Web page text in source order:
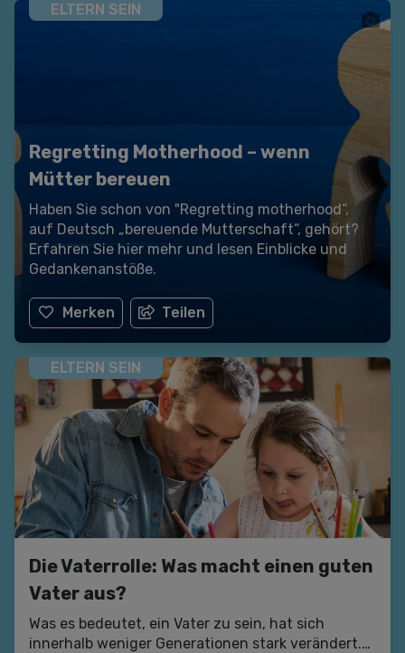
Regretting Motherhood – wenn
Mütter bereuen
Haben Sie schon von "Regretting motherhood“,
auf Deutsch „bereuende Mutterschaft“, gehört?
Erfahren Sie hier mehr und lesen Einblicke und
Gedankenanstöße.
Merken Teilen
ELTERN SEIN
ELTERN SEIN
Die Vaterrolle: Was macht einen guten
Vater aus?
Was es bedeutet, ein Vater zu sein, hat sich
innerhalb weniger Generationen stark verändert.